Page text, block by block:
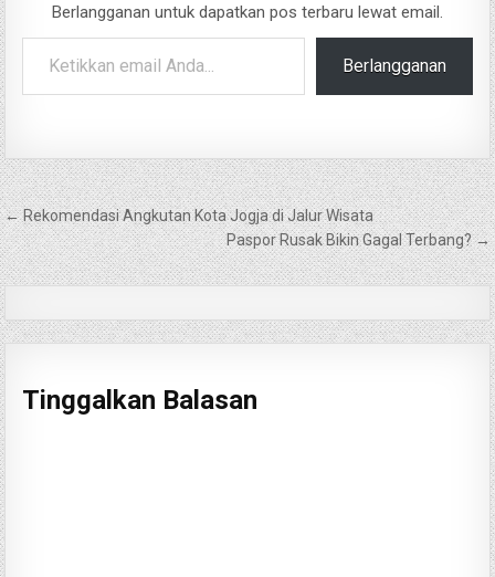
Berlangganan untuk dapatkan pos terbaru lewat email.
Ketikkan email Anda...
Berlangganan
Navigasi
pos
← Rekomendasi Angkutan Kota Jogja di Jalur Wisata
Paspor Rusak Bikin Gagal Terbang? →
Tinggalkan Balasan